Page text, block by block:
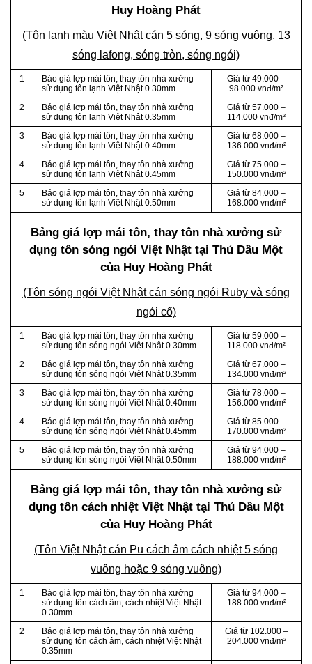
Huy Hoàng Phát
(Tôn lạnh màu Việt Nhật cán 5 sóng, 9 sóng vuông, 13
sóng lafong, sóng tròn, sóng ngói)
1
Báo giá lợp mái tôn, thay tôn nhà xưởng
sử dụng tôn lạnh Việt Nhật 0.30mm
Giá từ 49.000 –
98.000 vnđ/m²
2
Báo giá lợp mái tôn, thay tôn nhà xưởng
sử dụng tôn lạnh Việt Nhật 0.35mm
Giá từ 57.000 –
114.000 vnđ/m²
3
Báo giá lợp mái tôn, thay tôn nhà xưởng
sử dụng tôn lạnh Việt Nhật 0.40mm
Giá từ 68.000 –
136.000 vnđ/m²
4
Báo giá lợp mái tôn, thay tôn nhà xưởng
sử dụng tôn lạnh Việt Nhật 0.45mm
Giá từ 75.000 –
150.000 vnđ/m²
5
Báo giá lợp mái tôn, thay tôn nhà xưởng
sử dụng tôn lạnh Việt Nhật 0.50mm
Giá từ 84.000 –
168.000 vnđ/m²
Bảng giá lợp mái tôn, thay tôn nhà xưởng sử
dụng tôn sóng ngói Việt Nhật tại Thủ Dầu Một
của Huy Hoàng Phát
(Tôn sóng ngói Việt Nhật cán sóng ngói Ruby và sóng
ngói cổ)
1
Báo giá lợp mái tôn, thay tôn nhà xưởng
sử dụng tôn sóng ngói Việt Nhật 0.30mm
Giá từ 59.000 –
118.000 vnđ/m²
2
Báo giá lợp mái tôn, thay tôn nhà xưởng
sử dụng tôn sóng ngói Việt Nhật 0.35mm
Giá từ 67.000 –
134.000 vnđ/m²
3
Báo giá lợp mái tôn, thay tôn nhà xưởng
sử dụng tôn sóng ngói Việt Nhật 0.40mm
Giá từ 78.000 –
156.000 vnđ/m²
4
Báo giá lợp mái tôn, thay tôn nhà xưởng
sử dụng tôn sóng ngói Việt Nhật 0.45mm
Giá từ 85.000 –
170.000 vnđ/m²
5
Báo giá lợp mái tôn, thay tôn nhà xưởng
sử dụng tôn sóng ngói Việt Nhật 0.50mm
Giá từ 94.000 –
188.000 vnđ/m²
Bảng giá lợp mái tôn, thay tôn nhà xưởng sử
dụng tôn cách nhiệt Việt Nhật tại Thủ Dầu Một
của Huy Hoàng Phát
(Tôn Việt Nhật cán Pu cách âm cách nhiệt 5 sóng
vuông hoặc 9 sóng vuông)
1
Báo giá lợp mái tôn, thay tôn nhà xưởng
sử dụng tôn cách âm, cách nhiệt Việt Nhật
0.30mm
Giá từ 94.000 –
188.000 vnđ/m²
2
Báo giá lợp mái tôn, thay tôn nhà xưởng
sử dụng tôn cách âm, cách nhiệt Việt Nhật
0.35mm
Giá từ 102.000 –
204.000 vnđ/m²